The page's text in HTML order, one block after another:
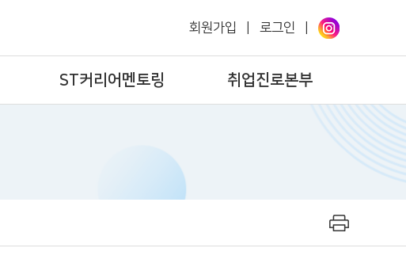
회원가입 로그인
ST커리어멘토링 취업진로본부